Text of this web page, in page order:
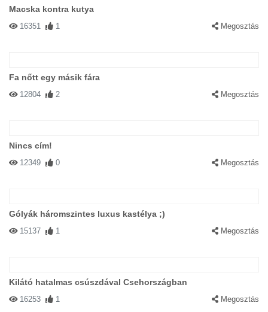
Macska kontra kutya
16351 1 Megosztás
Fa nőtt egy másik fára
12804 2 Megosztás
Nincs cím!
12349 0 Megosztás
Gólyák háromszintes luxus kastélya ;)
15137 1 Megosztás
Kilátó hatalmas csúszdával Csehországban
16253 1 Megosztás